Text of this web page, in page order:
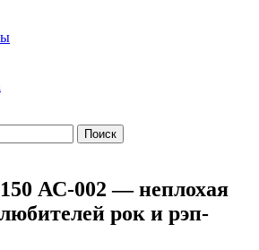
Поиск
АС-002 — неплохая
рок и рэп-